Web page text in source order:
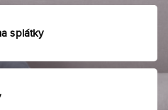
splátky